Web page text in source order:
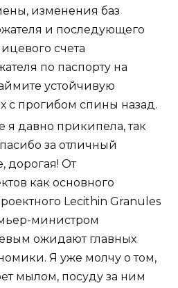
изменения баз
и последующего
счета
по паспорту на
устойчивую
с прогибом спины назад.
я давно прикипела, так
за отличный
дорогая! От
как основного
Lecithin Granules
министром
ожидают главных
Я уже молчу о том,
мылом, посуду за ним